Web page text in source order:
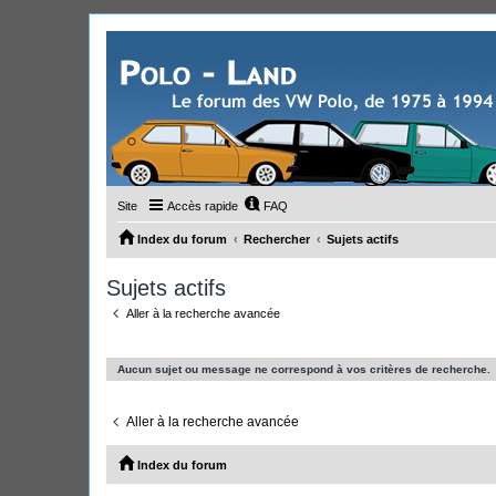
Site Accès rapide FAQ
Index du forum Rechercher Sujets actifs
Sujets actifs
Aller à la recherche avancée
Aucun sujet ou message ne correspond à vos critères de recherche.
Aller à la recherche avancée
Index du forum